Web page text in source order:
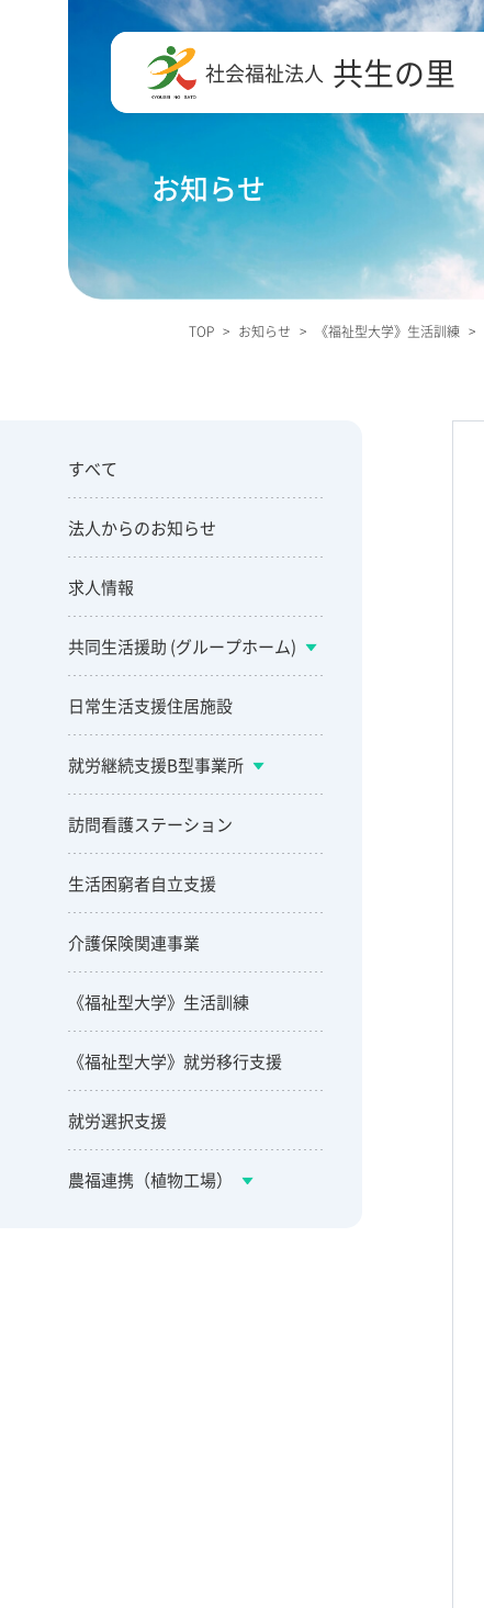
社会福祉法人 共生の里
お知らせ
TOP > お知らせ > 《福祉型大学》生活訓練 >
すべて
法人からのお知らせ
求人情報
共同生活援助 (グループホーム)
日常生活支援住居施設
就労継続支援B型事業所
訪問看護ステーション
生活困窮者自立支援
介護保険関連事業
《福祉型大学》生活訓練
《福祉型大学》就労移行支援
就労選択支援
農福連携（植物工場）